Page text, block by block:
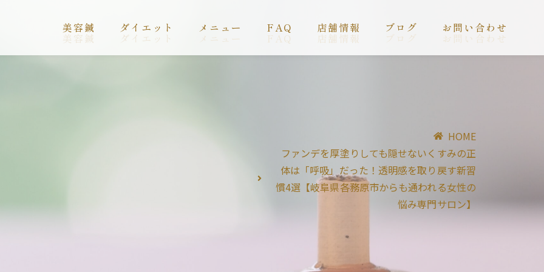
美容鍼 ダイエット メニュー FAQ 店舗情報 ブログ お問い合わせ
美容鍼 ダイエット メニュー FAQ 店舗情報 ブログ お問い合わせ
HOME
ファンデを厚塗りしても隠せないくすみの正
体は「呼吸」だった！透明感を取り戻す新習
慣4選【岐阜県各務原市からも通われる女性の
悩み専門サロン】